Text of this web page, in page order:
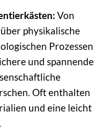
Von
physikalische
Prozessen
und spannende
Oft enthalten
und eine leicht